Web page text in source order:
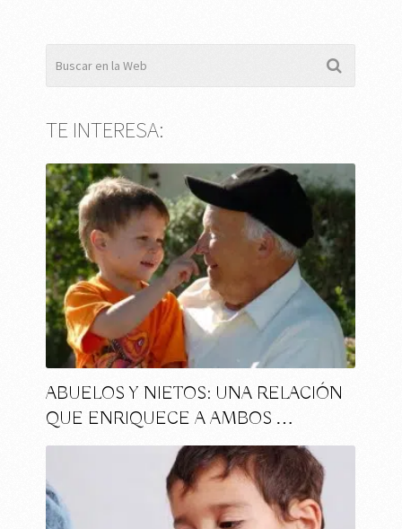
TE INTERESA:
ABUELOS Y NIETOS: UNA RELACIÓN
QUE ENRIQUECE A AMBOS …